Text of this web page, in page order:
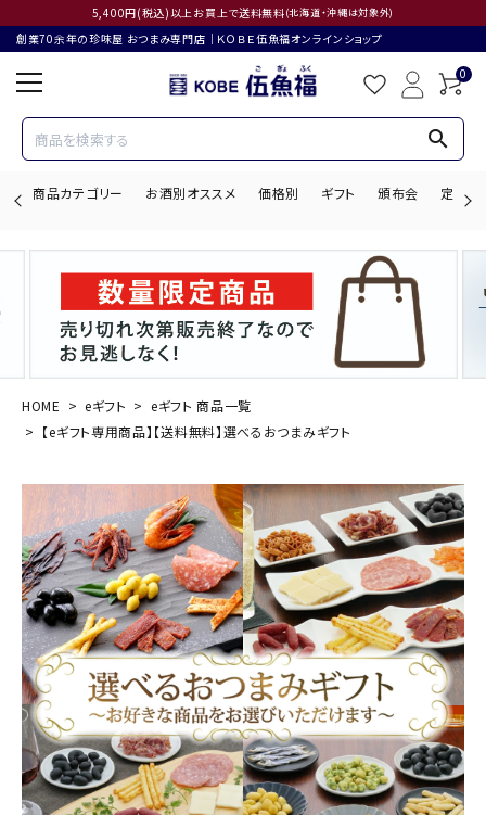
5,400円(税込)以上お買上で送料無料(北海道・沖縄は対象外)
創業70余年の珍味屋 おつまみ専門店│ＫＯＢＥ伍魚福オンラインショップ
0
search
商品カテゴリー お酒別オススメ 価格別 ギフト 頒布会 定期購
search
ACCOUNT MENU
商品カテゴリー
お酒別オススメ
価格別
お問い合わせ
ご利用ガイド
直営店
HOME eギフト
eギフト 商品一覧
【eギフト専用商品】【送料無料】選べるおつまみギフト